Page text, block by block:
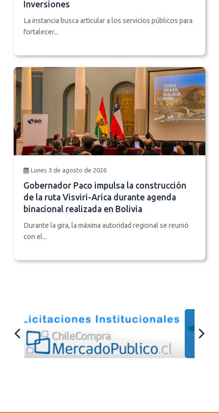
Inversiones
La instancia busca articular a los servicios públicos para
fortalecer...
Lunes 3 de agosto de 2026
Gobernador Paco impulsa la construcción
de la ruta Visviri-Arica durante agenda
binacional realizada en Bolivia
Durante la gira, la máxima autoridad regional se reunió
con el...